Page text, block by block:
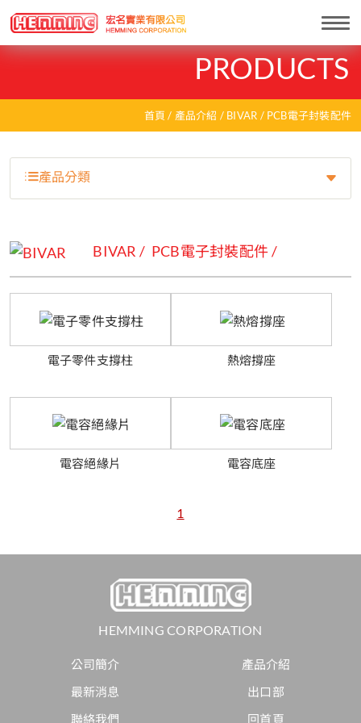
PRODUCTS
首頁 產品介紹 BIVAR PCB電子封裝配件
產品分類
BIVAR PCB電子封裝配件
電子零件支撐柱 熱熔撐座
電容絕緣片 電容底座
1
HEMMING CORPORATION
公司簡介
產品介紹
最新消息
出口部
聯絡我們
回首頁